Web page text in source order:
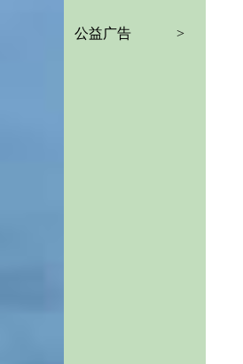
公益广告 >